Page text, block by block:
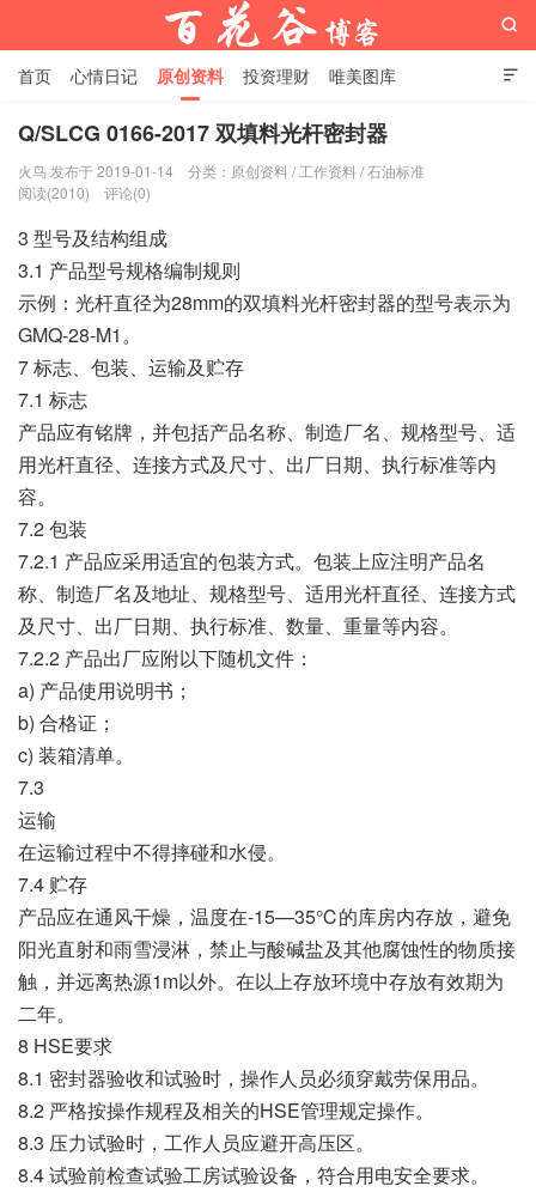

首页 心情日记 原创资料 投资理财 唯美图库
影音视频 工作照片 Python代码

Q/SLCG 0166-2017 双填料光杆密封器
火鸟 发布于 2019-01-14 分类： 原创资料 / 工作资料 /石油标准
阅读(2010)
评论(0)
3 型号及结构组成
3.1 产品型号规格编制规则
示例：光杆直径为28mm的双填料光杆密封器的型号表示为
GMQ-28-M1。
7 标志、包装、运输及贮存
7.1 标志
产品应有铭牌，并包括产品名称、制造厂名、规格型号、适
用光杆直径、连接方式及尺寸、出厂日期、执行标准等内
容。
7.2 包装
7.2.1 产品应采用适宜的包装方式。包装上应注明产品名
称、制造厂名及地址、规格型号、适用光杆直径、连接方式
及尺寸、出厂日期、执行标准、数量、重量等内容。
7.2.2 产品出厂应附以下随机文件：
a) 产品使用说明书；
b) 合格证；
c) 装箱清单。
7.3
运输
在运输过程中不得摔碰和水侵。
7.4 贮存
产品应在通风干燥，温度在-15—35℃的库房内存放，避免
阳光直射和雨雪浸淋，禁止与酸碱盐及其他腐蚀性的物质接
触，并远离热源1m以外。在以上存放环境中存放有效期为
二年。
8 HSE要求
8.1 密封器验收和试验时，操作人员必须穿戴劳保用品。
8.2 严格按操作规程及相关的HSE管理规定操作。
8.3 压力试验时，工作人员应避开高压区。
8.4 试验前检查试验工房试验设备，符合用电安全要求。